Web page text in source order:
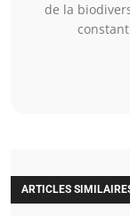
de la
ARTICLES